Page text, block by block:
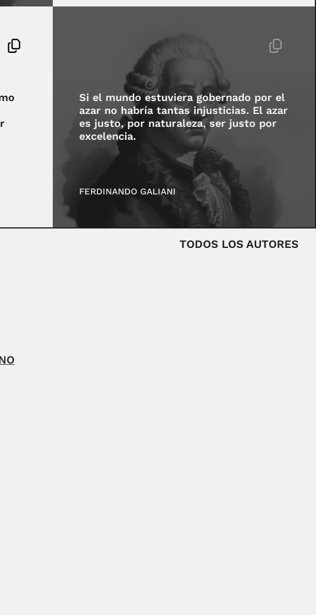
Si el mundo estuviera gobernado por el
azar no habría tantas injusticias. El azar
es justo, por naturaleza, ser justo por
excelencia.
FERDINANDO GALIANI
TODOS LOS AUTORES